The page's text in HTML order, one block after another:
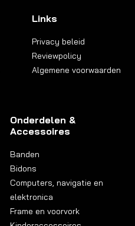
Links
Privacy beleid
Reviewpolicy
Algemene voorwaarden
Onderdelen &
Accessoires
Banden
Bidons
Computers, navigatie en
elektronica
Frame en voorvork